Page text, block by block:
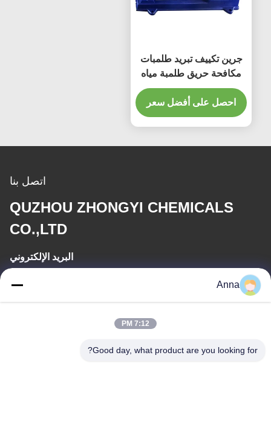
جرين تكييف تبريد طلمبات
مكافحة حريق طلمبة مياه
شفط نهائي
احصل على أفضل سعر
اتصل بنا
QUZHOU ZHONGYI CHEMICALS
CO.,LTD
البريد الإلكتروني
wfmbeide@163.com
Anna
7:12 PM
Good day, what product are you looking for?